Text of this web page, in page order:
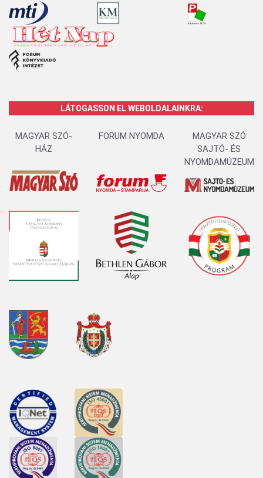
LÁTOGASSON EL WEBOLDALAINKRA:
MAGYAR SZÓ-
HÁZ
FORUM NYOMDA
MAGYAR SZÓ
SAJTÓ- ÉS
NYOMDAMÚZEUM